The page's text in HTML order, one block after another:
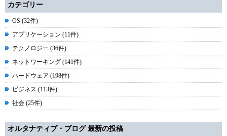
カテゴリー
OS (32件)
アプリケーション (11件)
テクノロジー (36件)
ネットワーキング (141件)
ハードウェア (198件)
ビジネス (113件)
社会 (25件)
オルタナティブ・ブログ 最新の投稿